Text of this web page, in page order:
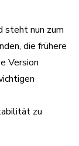
steht nun zum
die frühere
Version
zu